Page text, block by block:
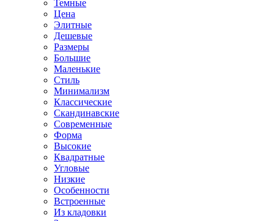
Темные
Цена
Элитные
Дешевые
Размеры
Большие
Маленькие
Стиль
Минимализм
Классические
Скандинавские
Современные
Форма
Высокие
Квадратные
Угловые
Низкие
Особенности
Встроенные
Из кладовки